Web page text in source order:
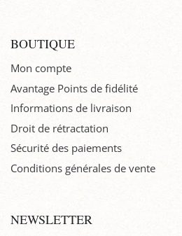
BOUTIQUE
Mon compte
Avantage Points de fidélité
Informations de livraison
Droit de rétractation
Sécurité des paiements
Conditions générales de vente
NEWSLETTER